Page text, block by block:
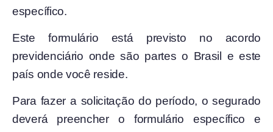
específico.
Este formulário está previsto no acordo
previdenciário onde são partes o Brasil e este
país onde você reside.
Para fazer a solicitação do período, o segurado
deverá preencher o formulário específico e